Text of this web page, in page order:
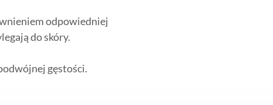
odpowiedniej
do skóry.
gęstości.